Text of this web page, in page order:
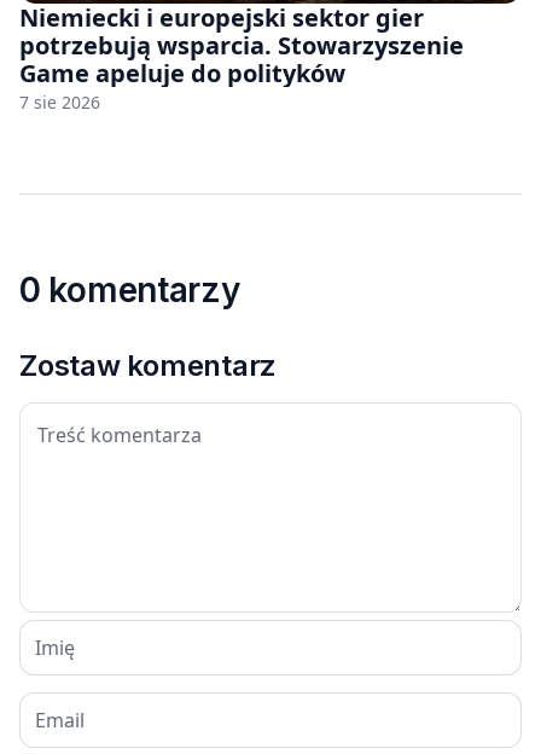
Niemiecki i europejski sektor gier
potrzebują wsparcia. Stowarzyszenie
Game apeluje do polityków
7 sie 2026
0 komentarzy
Zostaw komentarz